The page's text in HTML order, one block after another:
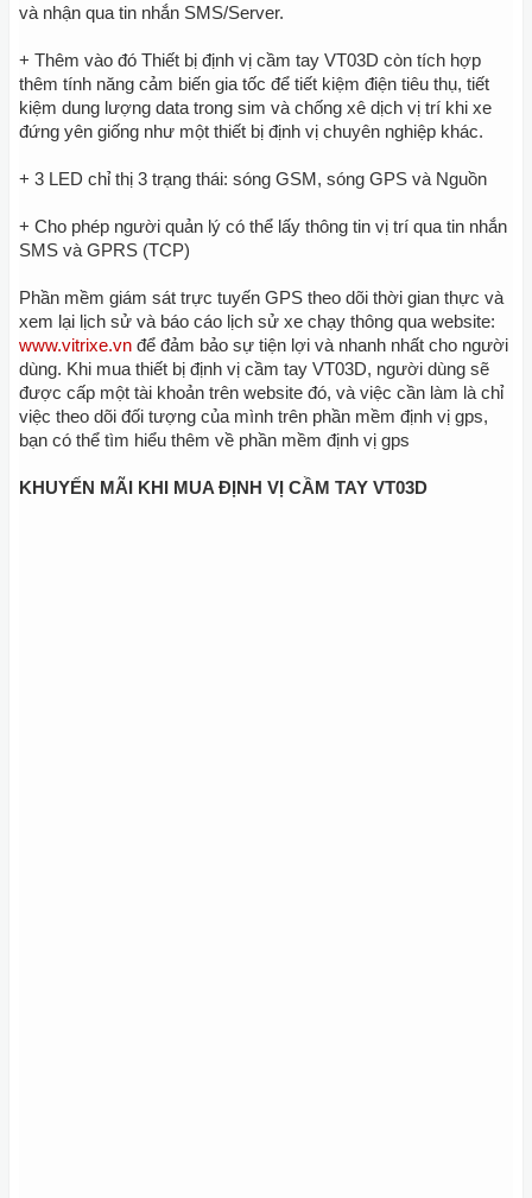
và nhận qua tin nhắn SMS/Server.
+ Thêm vào đó Thiết bị định vị cầm tay VT03D còn tích hợp
thêm tính năng cảm biến gia tốc để tiết kiệm điện tiêu thụ, tiết
kiệm dung lượng data trong sim và chống xê dịch vị trí khi xe
đứng yên giống như một thiết bị định vị chuyên nghiệp khác.
+ 3 LED chỉ thị 3 trạng thái: sóng GSM, sóng GPS và Nguồn
+ Cho phép người quản lý có thể lấy thông tin vị trí qua tin nhắn
SMS và GPRS (TCP)
Phần mềm giám sát trực tuyến GPS theo dõi thời gian thực và
xem lại lịch sử và báo cáo lịch sử xe chạy thông qua website:
www.vitrixe.vn để đảm bảo sự tiện lợi và nhanh nhất cho người
dùng. Khi mua thiết bị định vị cầm tay VT03D, người dùng sẽ
được cấp một tài khoản trên website đó, và việc cần làm là chỉ
việc theo dõi đối tượng của mình trên phần mềm định vị gps,
bạn có thể tìm hiểu thêm về phần mềm định vị gps
KHUYẾN MÃI KHI MUA ĐỊNH VỊ CẦM TAY VT03D